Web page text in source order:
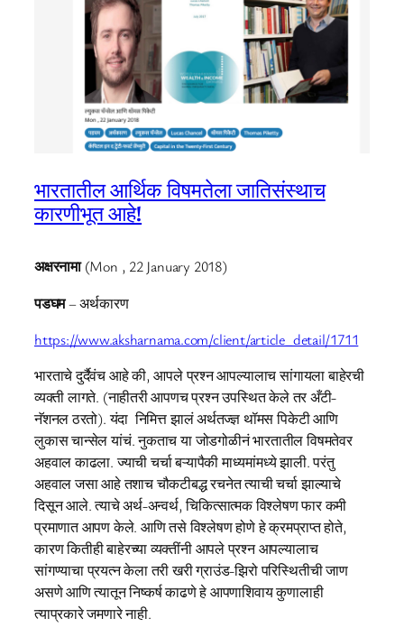
भारतातील आर्थिक विषमतेला जातिसंस्थाच
कारणीभूत आहे!
अक्षरनामा(Mon , 22 January 2018)
पडघम– अर्थकारण
https://www.aksharnama.com/client/article_detail/1711
भारताचे दुर्दैवंच आहे की, आपले प्रश्न आपल्यालाच सांगायला बाहेरची
व्यक्ती लागते. (नाहीतरी आपणच प्रश्न उपस्थित केले तर अँटी-
नॅशनल ठरतो). यंदा निमित्त झालं अर्थतज्ज्ञ थॉमस पिकेटी आणि
लुकास चान्सेल यांचं. नुकताच या जोडगोळीनं भारतातील विषमतेवर
अहवाल काढला. ज्याची चर्चा बऱ्यापैकी माध्यमांमध्ये झाली. परंतु
अहवाल जसा आहे तशाच चौकटीबद्ध रचनेत त्याची चर्चा झाल्याचे
दिसून आले. त्याचे अर्थ-अन्वर्थ, चिकित्सात्मक विश्लेषण फार कमी
प्रमाणात आपण केले. आणि तसे विश्लेषण होणे हे क्रमप्राप्त होते,
कारण कितीही बाहेरच्या व्यक्तींनी आपले प्रश्न आपल्यालाच
सांगण्याचा प्रयत्न केला तरी खरी ग्राउंड-झिरो परिस्थितीची जाण
असणे आणि त्यातून निष्कर्ष काढणे हे आपणाशिवाय कुणालाही
त्याप्रकारे जमणारे नाही.